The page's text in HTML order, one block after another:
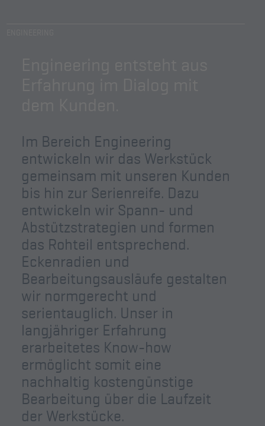
Im Bereich Engineering
entwickeln wir das Werkstück
gemeinsam mit unseren Kunden
bis hin zur Serienreife. Dazu
entwickeln wir Spann- und
Abstützstrategien und formen
das Rohteil entsprechend.
Eckenradien und
Bearbeitungsausläufe gestalten
wir normgerecht und
serientauglich. Unser in
langjähriger Erfahrung
erarbeitetes Know-how
ermöglicht somit eine
nachhaltig kostengünstige
Bearbeitung über die Laufzeit
der Werkstücke.